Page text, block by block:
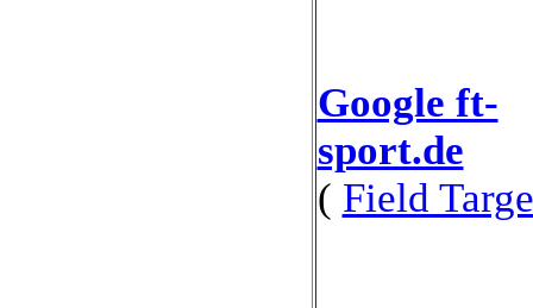
Google ft-
sport.de
( Field